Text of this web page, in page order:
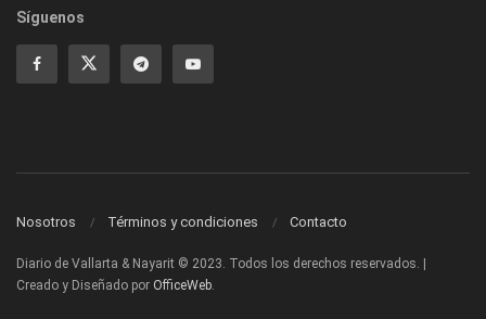
Síguenos
Nosotros Términos y condiciones Contacto
Diario de Vallarta & Nayarit © 2023. Todos los derechos reservados. |
Creado y Diseñado por OfficeWeb.